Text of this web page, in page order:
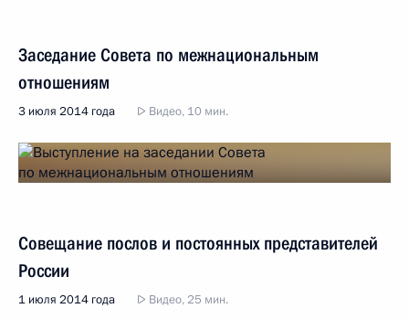
Заседание Совета по межнациональным
отношениям
3 июля 2014 года Видео, 10 мин.
Совещание послов и постоянных представителей
России
1 июля 2014 года Видео, 25 мин.